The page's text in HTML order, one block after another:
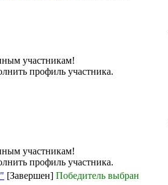
участникам!
профиль участника.
участникам!
профиль участника.
[Завершен] Победитель выбран